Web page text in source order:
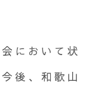
において状
後、和歌山